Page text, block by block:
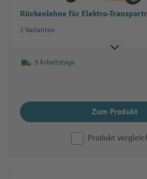
Rückenlehne für Elektro-
2 Varianten
3 Arbeitstage
Zum Produkt
Produkt